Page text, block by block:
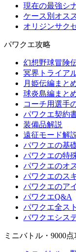
現在の最強シ
ケース別オス
オリジンサク
パワクエ攻略
幻想野球冒険
冥界トライア
月姫伝編まと
球炎島編まと
コーチ用選手
パワクエ契約
装備品解説
遠征モード解
パワクエの基
パワクエの特
パワクエのオ
パワクエのス
パワクエのア
パワクエQ&A
パワクエ全ス
パワクエシス
ミニバトル・9000点